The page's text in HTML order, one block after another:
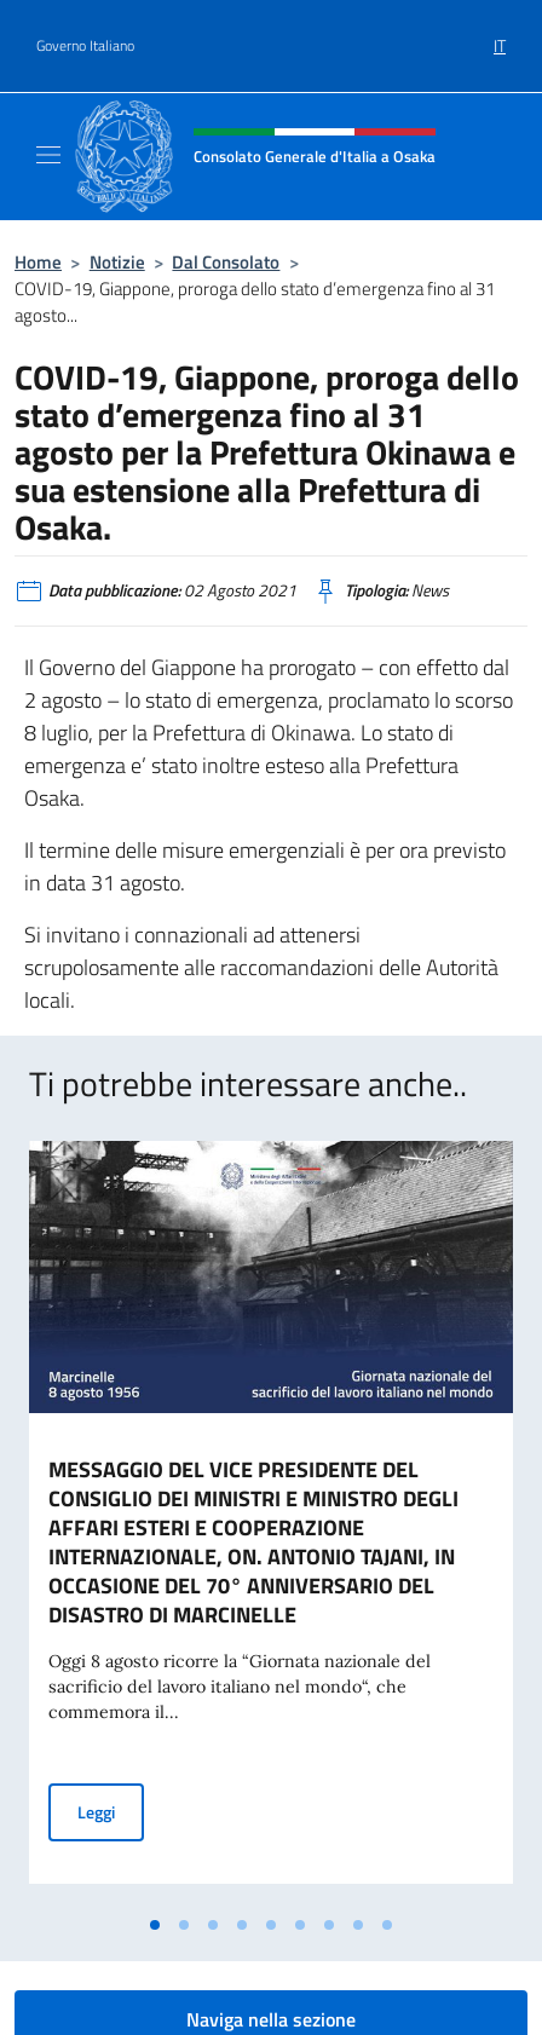
Governo Italiano IT
Intestazione sito, social e menù
Consolato Generale d'Italia a Osaka
Home > Notizie > Dal Consolato >
COVID-19, Giappone, proroga dello stato d’emergenza fino al 31
agosto...
COVID-19, Giappone, proroga dello
stato d’emergenza fino al 31
agosto per la Prefettura Okinawa e
sua estensione alla Prefettura di
Osaka.
Data pubblicazione:02 Agosto 2021 Tipologia:News
Il Governo del Giappone ha prorogato – con effetto dal
2 agosto – lo stato di emergenza, proclamato lo scorso
8 luglio, per la Prefettura di Okinawa. Lo stato di
emergenza e’ stato inoltre esteso alla Prefettura
Osaka.
Il termine delle misure emergenziali è per ora previsto
in data 31 agosto.
Si invitano i connazionali ad attenersi
scrupolosamente alle raccomandazioni delle Autorità
locali.
Ti potrebbe interessare anche..
MESSAGGIO DEL VICE PRESIDENTE DEL
CONSIGLIO DEI MINISTRI E MINISTRO DEGLI
AFFARI ESTERI E COOPERAZIONE
INTERNAZIONALE, ON. ANTONIO TAJANI, IN
OCCASIONE DEL 70° ANNIVERSARIO DEL
DISASTRO DI MARCINELLE
Oggi 8 agosto ricorre la “Giornata nazionale del
sacrificio del lavoro italiano nel mondo“, che
commemora il...
LeggiMESSAGGIO DEL VICE PRESIDENTE DEL CONSIGLIO DEI
Naviga nella sezione